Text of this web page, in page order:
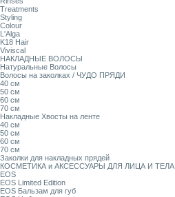
Treatments
Styling
Colour
L'Alga
K18 Hair
Viviscal
НАКЛАДНЫЕ ВОЛОСЫ
Натуральные Волосы
Волосы на заколках / ЧУДО ПРЯДИ
40 см
50 см
60 см
70 см
Накладные Хвосты на ленте
40 см
50 см
60 см
70 см
Заколки для накладных прядей
КОСМЕТИКА и АКСЕССУАРЫ ДЛЯ ЛИЦА И ТЕЛА
EOS
EOS Limited Edition
EOS Бальзам для губ